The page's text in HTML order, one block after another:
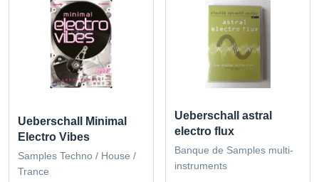
Ueberschall Minimal
Electro Vibes
Samples Techno / House /
Trance
Ueberschall astral
electro flux
Banque de Samples multi-
instruments